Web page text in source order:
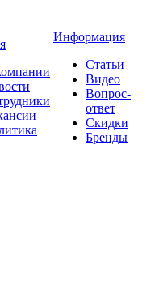
Информация
Статьи
Видео
Вопрос-
ответ
Скидки
Бренды